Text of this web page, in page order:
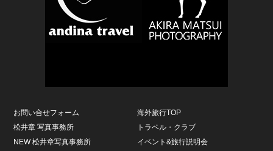
お問い合せフォーム
松井章 写真事務所
NEW 松井章写真事務所
海外旅行TOP
トラベル・クラブ
イベント&旅行説明会